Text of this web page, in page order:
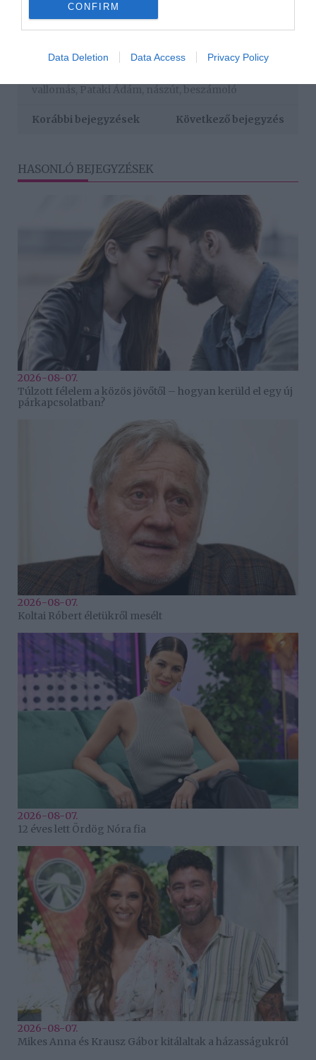
CONFIRM
Data Deletion Data Access Privacy Policy
Forrás: Blikk
Megosztás: Facebook Twitter Pinterest
vallomás Pataki Ádám nászút beszámoló
Korábbi bejegyzések Következő bejegyzés
HASONLÓ BEJEGYZÉSEK
2026-08-07.
Túlzott félelem a közös jövőtől – hogyan kerüld el egy új
párkapcsolatban?
2026-08-07.
Koltai Róbert életükről mesélt
2026-08-07.
12 éves lett Ördög Nóra fia
2026-08-07.
Mikes Anna és Krausz Gábor kitálaltak a házasságukról